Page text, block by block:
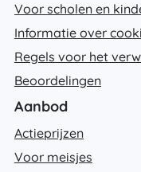
Voor scholen en
Informatie over
Regels voor het
Beoordelingen
Aanbod
Actieprijzen
Voor meisjes